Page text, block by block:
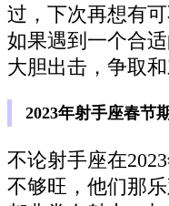
过，下次再想有
如果遇到一个合
大胆出击，争取和
2023年射手座春节
不论射手座在
不够旺，他们那